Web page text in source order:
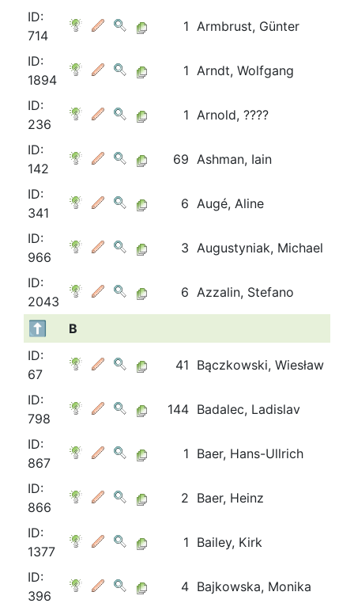
ID:
714
1 Armbrust, Günter
ID:
1894
1 Arndt, Wolfgang
ID:
236
1 Arnold, ????
ID:
142
69 Ashman, Iain
ID:
341
6 Augé, Aline
ID:
966
3 Augustyniak, Michael
ID:
2043
6 Azzalin, Stefano
B
ID:
67
41 Bączkowski, Wiesław
ID:
798
144 Badalec, Ladislav
ID:
867
1 Baer, Hans-Ullrich
ID:
866
2 Baer, Heinz
ID:
1377
1 Bailey, Kirk
ID:
396
4 Bajkowska, Monika